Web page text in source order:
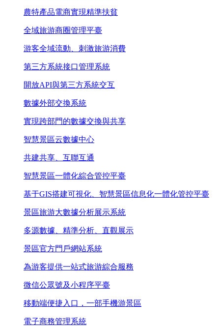
農特產品電商實現精準扶貧
全域旅游商圈管理平臺
游客全域流動、刺激旅游消費
第三方系統接口管理系統
開放API與第三方系統交互
數據外部交換系統
實現跨部門的數據交換與共享
智慧景區云數據中心
共建共享、互聯互通
智慧景區一體化綜合管控平臺
基于GIS搭建可視化、智慧景區信息化一體化管控平臺
景區旅游大數據分析展示系統
多源數據、精準分析、直觀展示
景區官方門戶網站系統
為游客提供一站式旅游綜合服務
微信公眾號及小程序平臺
移動端便捷入口，一部手機游景區
電子商務管理系統